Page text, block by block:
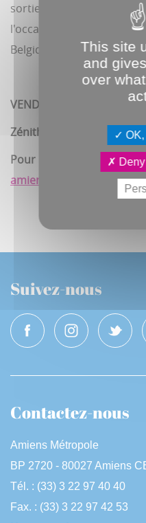
sortie de son dernier
l'occasion de la voir en
Belgique.
VENDREDI 13 NOVEMBRE
Zénith d'Amiens
Pour plus d'informations :
amiens.fr/detail-dune-
Suivez-nous
Contactez-nous
Amiens Métropole
BP 2720 - 80027 Amiens
Tél. : (33) 3 22 97 40 40
Fax. : (33) 3 22 97 42 53
This site
and
over
OK,